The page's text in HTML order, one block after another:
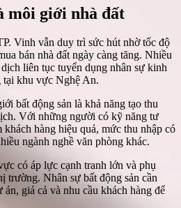
môi giới nhà đất
Vinh vẫn duy trì sức hút nhờ tốc độ
bán nhà đất ngày càng tăng. Nhiều
liên tục tuyển dụng nhân sự kinh
tại khu vực Nghệ An.
bất động sản là khả năng tạo thu
Với những người có kỹ năng tư
hàng hiệu quả, mức thu nhập có
ngành nghề văn phòng khác.
có áp lực cạnh tranh lớn và phụ
trường. Nhân sự bất động sản cần
giá cả và nhu cầu khách hàng để